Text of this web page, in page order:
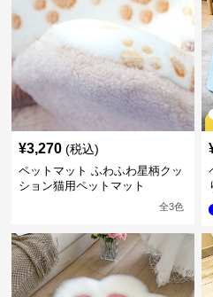
¥3,270 (税込)
ペットマット ふわふわ星柄クッ
ション猫用ペットマット
全3色